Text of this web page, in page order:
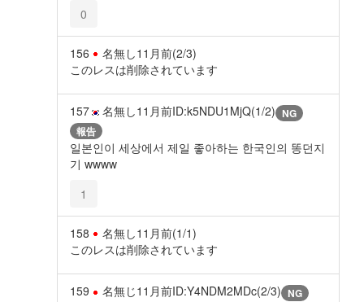
0
156 名無し11月前(2/3)
このレスは削除されています
157 名無し11月前ID:k5NDU1MjQ(1/2) NG
報告
일본인이 세상에서 제일 좋아하는 한국인의 똥던지
기 wwww
1
158 名無し11月前(1/1)
このレスは削除されています
159 名無じ11月前ID:Y4NDM2MDc(2/3) NG